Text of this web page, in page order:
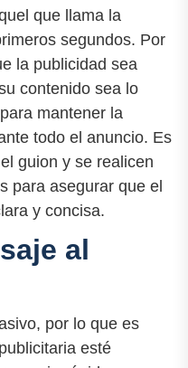
que llama la
segundos. Por
la publicidad sea
contenido sea lo
mantener la
todo el anuncio. Es
guion y se realicen
para asegurar que el
y concisa.
al
por lo que es
esté